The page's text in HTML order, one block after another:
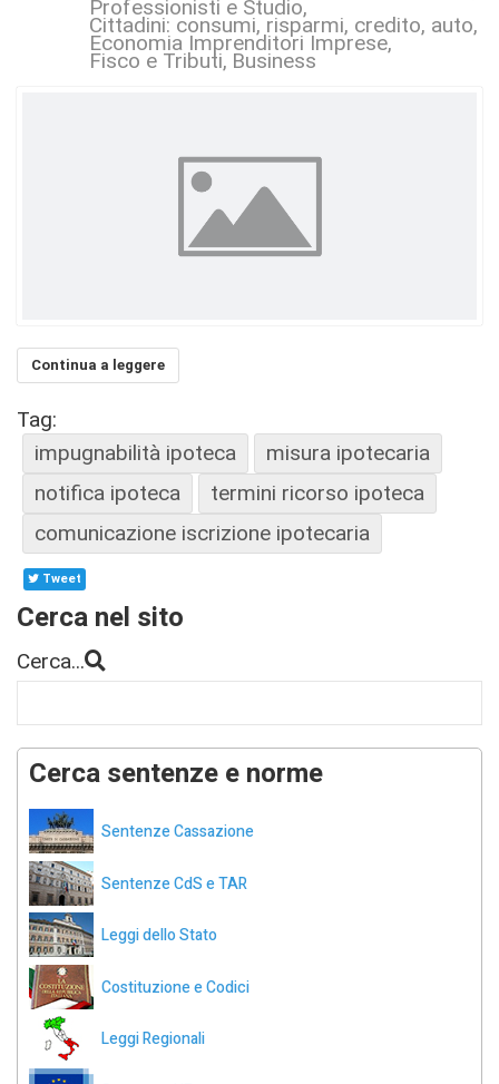
Professionisti e Studio
Cittadini: consumi, risparmi, credito, auto,
Economia Imprenditori Imprese
Fisco e Tributi Business
Continua a leggere
Tag:
impugnabilità ipoteca
misura ipotecaria
notifica ipoteca
termini ricorso ipoteca
comunicazione iscrizione ipotecaria
Tweet
Cerca nel sito
Cerca...
Cerca sentenze e norme
Sentenze Cassazione
Sentenze CdS e TAR
Leggi dello Stato
Costituzione e Codici
Leggi Regionali